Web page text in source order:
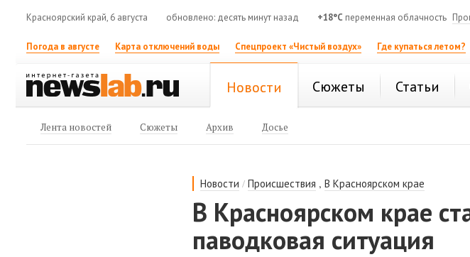
Красноярский край, 6 августа обновлено: десять минут назад +18°C переменная облачность
Погода в августе Карта отключений воды Спецпроект «Чистый воздух» Где купаться летом?
Новости Сюжеты Статьи
Лента новостей Сюжеты Архив Досье
Новости /Происшествия ,В Красноярском крае
В Красноярском крае
паводковая ситуация